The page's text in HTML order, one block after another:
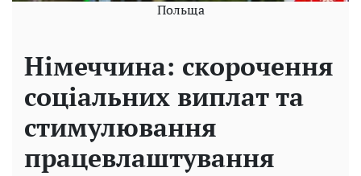
Польща
Німеччина: скорочення
соціальних виплат та
стимулювання
працевлаштування